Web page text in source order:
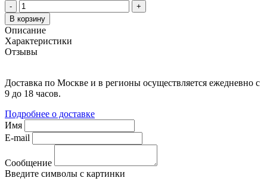
-
+
В корзину
Описание
Характеристики
Отзывы
Доставка по Москве и в регионы осуществляется ежедневно с
9 до 18 часов.
Подробнее о доставке
Имя
E-mail
Сообщение
Введите символы с картинки